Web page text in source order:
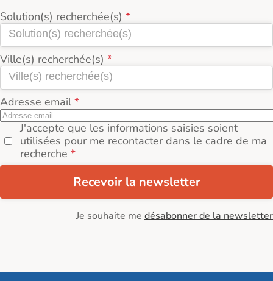
Solution(s) recherchée(s)
Ville(s) recherchée(s)
Adresse email
J'accepte que les informations saisies soient
utilisées pour me recontacter dans le cadre de ma
recherche
Recevoir la newsletter
Je souhaite me désabonner de la newsletter